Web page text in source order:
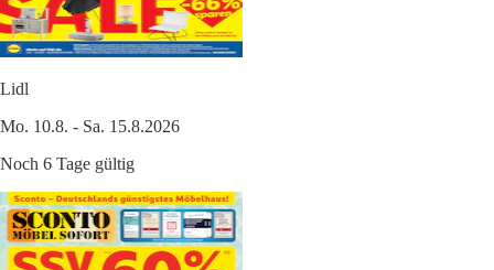
Lidl
Mo. 10.8. - Sa. 15.8.2026
Noch 6 Tage gültig